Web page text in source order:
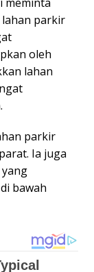
parkir
oleh
lahan
parkir
Ia juga
bawah